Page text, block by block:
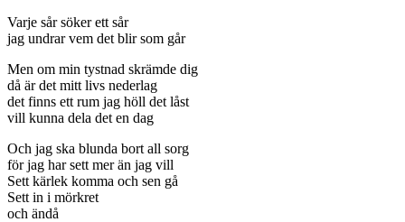
Varje sår söker ett sår
jag undrar vem det blir som går
Men om min tystnad skrämde dig
då är det mitt livs nederlag
det finns ett rum jag höll det låst
vill kunna dela det en dag
Och jag ska blunda bort all sorg
för jag har sett mer än jag vill
Sett kärlek komma och sen gå
Sett in i mörkret
och ändå